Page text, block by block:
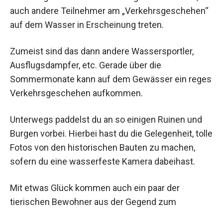
auch andere Teilnehmer am „Verkehrsgeschehen“
auf dem Wasser in Erscheinung treten.
Zumeist sind das dann andere Wassersportler,
Ausflugsdampfer, etc. Gerade über die
Sommermonate kann auf dem Gewässer ein reges
Verkehrsgeschehen aufkommen.
Unterwegs paddelst du an so einigen Ruinen und
Burgen vorbei. Hierbei hast du die Gelegenheit, tolle
Fotos von den historischen Bauten zu machen,
sofern du eine wasserfeste Kamera dabeihast.
Mit etwas Glück kommen auch ein paar der
tierischen Bewohner aus der Gegend zum